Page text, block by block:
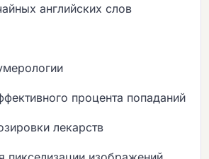
английских слов
процента попаданий
лекарств